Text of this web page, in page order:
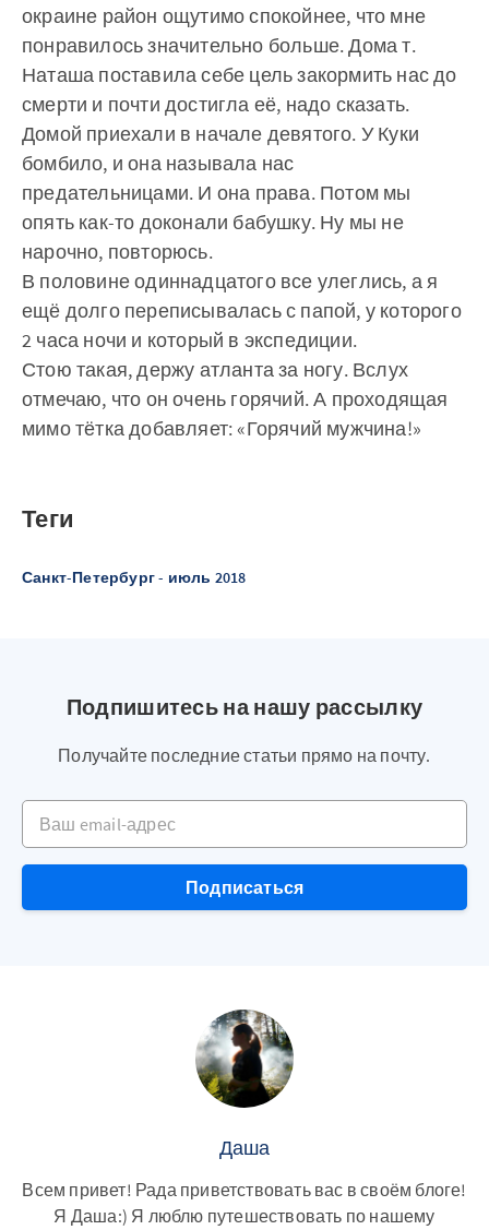
окраине район ощутимо спокойнее, что мне
понравилось значительно больше. Дома т.
Наташа поставила себе цель закормить нас до
смерти и почти достигла её, надо сказать.
Домой приехали в начале девятого. У Куки
бомбило, и она называла нас
предательницами. И она права. Потом мы
опять как-то доконали бабушку. Ну мы не
нарочно, повторюсь.
В половине одиннадцатого все улеглись, а я
ещё долго переписывалась с папой, у которого
2 часа ночи и который в экспедиции.
Стою такая, держу атланта за ногу. Вслух
отмечаю, что он очень горячий. А проходящая
мимо тётка добавляет: «Горячий мужчина!»
Теги
Санкт-Петербург - июль 2018
Подпишитесь на нашу рассылку
Получайте последние статьи прямо на почту.
Ваш email-адрес
Подписаться
Даша
Всем привет! Рада приветствовать вас в своём блоге!
Я Даша:) Я люблю путешествовать по нашему